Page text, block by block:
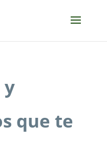
y
que te